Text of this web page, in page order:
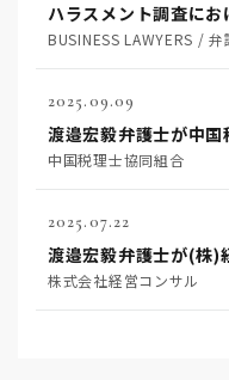
ハラスメント調査に
BUSINESS LAWYERS /
2025.09.09
中国税理士協同組合
2025.07.22
株式会社経営コンサル